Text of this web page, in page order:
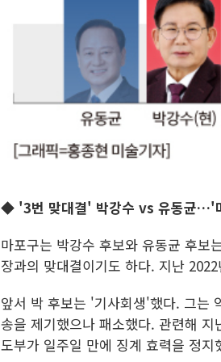
◆ '3번 맞대결' 박강수 vs 유동균…'
마포구는 박강수 후보와 유동균 후보
장과의 맞대결이기도 하다. 지난
앞서 박 후보는 '기사회생'했다. 그는
송을 제기했으나 패소했다. 관련해
도부가 일주일 만에 징계 효력을 정